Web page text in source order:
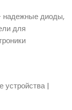
диоды,
для
|